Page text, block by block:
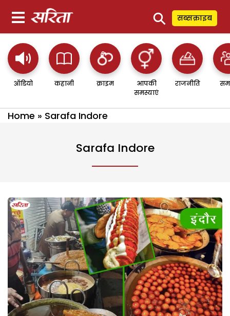
⚲ सब्सक्राइब
ऑडियो कहानी क्राइम
आपकी
समस्याएं
राजनीति
Home » Sarafa Indore
Sarafa Indore